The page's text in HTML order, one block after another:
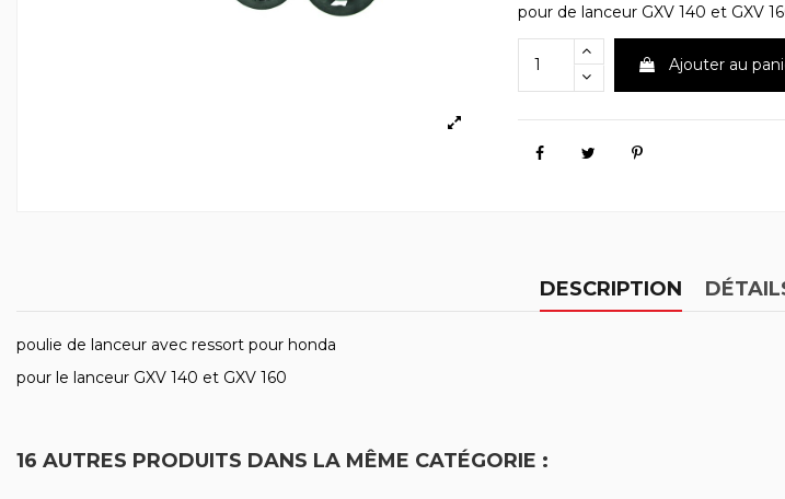
pour de lanceur GXV 140 et GXV
Ajouter au
DESCRIPTION
poulie de lanceur avec ressort pour honda
pour le lanceur GXV 140 et GXV 160
16 AUTRES PRODUITS DANS LA MÊME CATÉGORIE :